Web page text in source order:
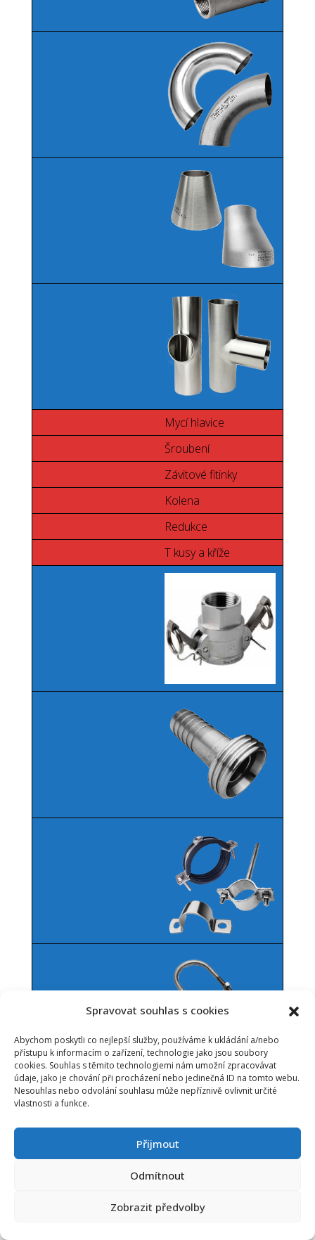
Spravovat souhlas s cookies
Abychom poskytli co nejlepší služby, používáme k ukládání a/nebo
přístupu k informacím o zařízení, technologie jako jsou soubory
cookies. Souhlas s těmito technologiemi nám umožní zpracovávat
údaje, jako je chování při procházení nebo jedinečná ID na tomto webu.
Nesouhlas nebo odvolání souhlasu může nepříznivě ovlivnit určité
vlastnosti a funkce.
Přijmout
Odmítnout
Zobrazit předvolby
Mycí hlavice
Šroubení
Závitové fitinky
Kolena
Redukce
T kusy a kříže